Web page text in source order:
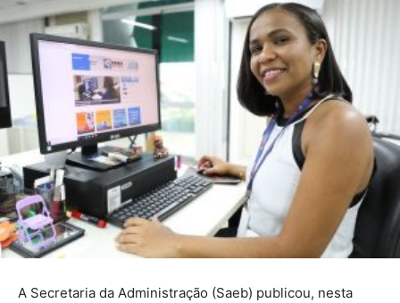
A Secretaria da Administração (Saeb) publicou, nesta